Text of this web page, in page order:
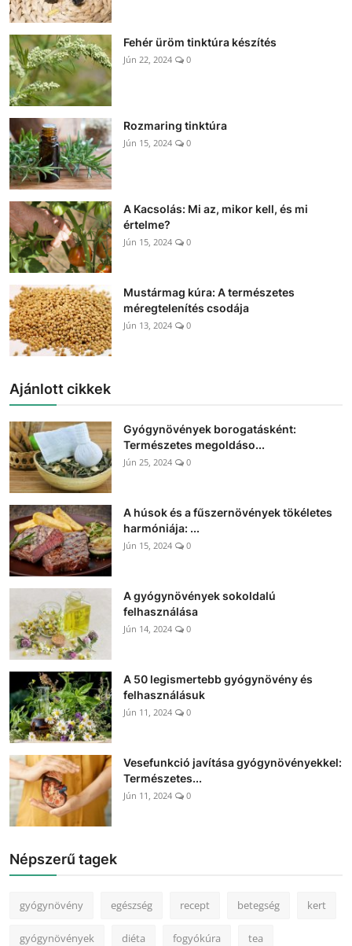
Fehér üröm tinktúra készítés
Jún 22, 2024 0
Rozmaring tinktúra
Jún 15, 2024 0
A Kacsolás: Mi az, mikor kell, és mi
értelme?
Jún 15, 2024 0
Mustármag kúra: A természetes
méregtelenítés csodája
Jún 13, 2024 0
Ajánlott cikkek
Gyógynövények borogatásként:
Természetes megoldáso...
Jún 25, 2024 0
A húsok és a fűszernövények tökéletes
harmóniája: ...
Jún 15, 2024 0
A gyógynövények sokoldalú
felhasználása
Jún 14, 2024 0
A 50 legismertebb gyógynövény és
felhasználásuk
Jún 11, 2024 0
Vesefunkció javítása gyógynövényekkel:
Természetes...
Jún 11, 2024 0
Népszerű tagek
gyógynövény egészség recept betegség kert
gyógynövények diéta fogyókúra tea